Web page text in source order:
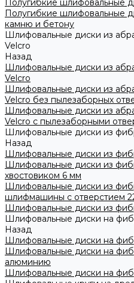
Полугибкие шлифовальные
Полугибкие шлифовальные
камню и бетону
Шлифовальные диски из
Velcro
Назад
Шлифовальные диски из
Velcro
Шлифовальные диски из
Velcro без пылезаборных
Шлифовальные диски из
Velcro с пылезаборными
Шлифовальные диски из
Назад
Шлифовальные диски из
Шлифовальные диски из
хвостовиком 6 мм
Шлифовальные диски из
шлифмашины с отверстием
Шлифовальные диски из
Шлифовальные диски на
Назад
Шлифовальные диски на
Шлифовальные диски на
алюминию
Шлифовальные диски на